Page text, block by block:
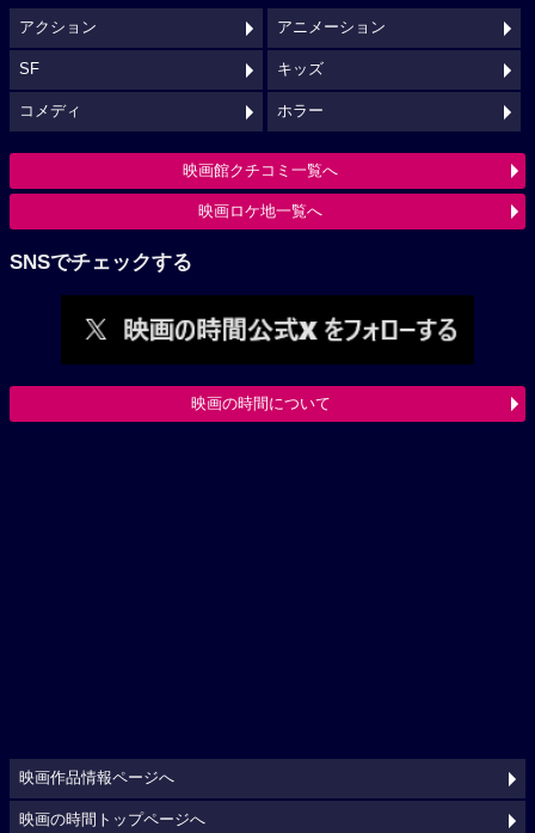
アクション アニメーション
SF キッズ
コメディ ホラー
映画館クチコミ一覧へ
映画ロケ地一覧へ
SNSでチェックする
映画の時間について
映画作品情報ページへ
映画の時間トップページへ